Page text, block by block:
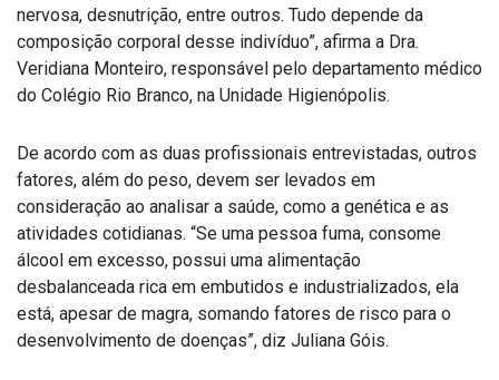
nervosa, desnutrição, entre outros. Tudo depende da
composição corporal desse indivíduo”, afirma a Dra.
Veridiana Monteiro, responsável pelo departamento médico
do Colégio Rio Branco, na Unidade Higienópolis.
De acordo com as duas profissionais entrevistadas, outros
fatores, além do peso, devem ser levados em
consideração ao analisar a saúde, como a genética e as
atividades cotidianas. “Se uma pessoa fuma, consome
álcool em excesso, possui uma alimentação
desbalanceada rica em embutidos e industrializados, ela
está, apesar de magra, somando fatores de risco para o
desenvolvimento de doenças”, diz Juliana Góis.